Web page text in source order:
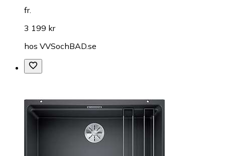
fr.
3 199 kr
hos VVSochBAD.se